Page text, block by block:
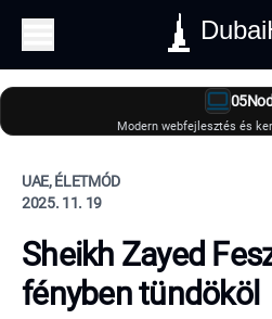
Modern webfejlesztés és
UAE, ÉLETMÓD
2025. 11. 19
Sheikh Zayed
fényben tündököl